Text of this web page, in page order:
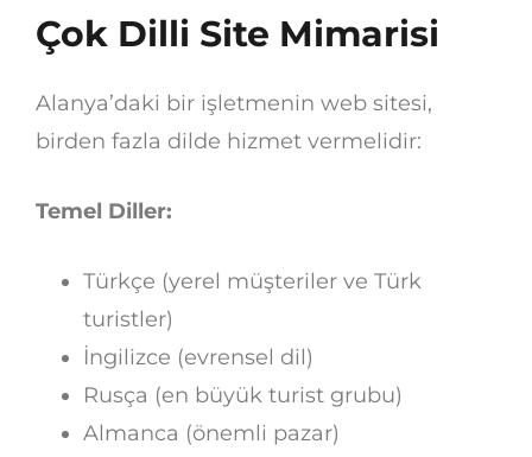
Çok Dilli Site Mimarisi
Alanya’daki bir işletmenin web sitesi,
birden fazla dilde hizmet vermelidir:
Temel Diller:
Türkçe (yerel müşteriler ve Türk
turistler)
İngilizce (evrensel dil)
Rusça (en büyük turist grubu)
Almanca (önemli pazar)